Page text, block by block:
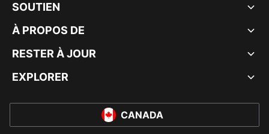
SOUTIEN
À PROPOS DE
RESTER À JOUR
EXPLORER
CANADA